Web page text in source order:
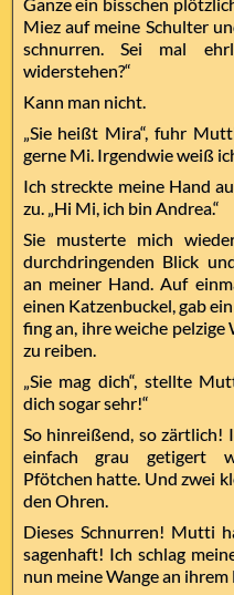
Ganze ein bisschen
Miez auf meine Schulter
schnurren. Sei mal
widerstehen?“
Kann man nicht.
„Sie heißt Mira“, fuhr
gerne Mi. Irgendwie weiß
Ich streckte meine Hand
zu. „Hi Mi, ich bin Andrea.“
Sie musterte mich
durchdringenden Blick
an meiner Hand. Auf
einen Katzenbuckel, gab
fing an, ihre weiche pelzige
zu reiben.
„Sie mag dich“, stellte
dich sogar sehr!“
So hinreißend, so zärtlich!
einfach grau getigert
Pfötchen hatte. Und zwei
den Ohren.
Dieses Schnurren! Mutti
sagenhaft! Ich schlag
nun meine Wange an ihrem